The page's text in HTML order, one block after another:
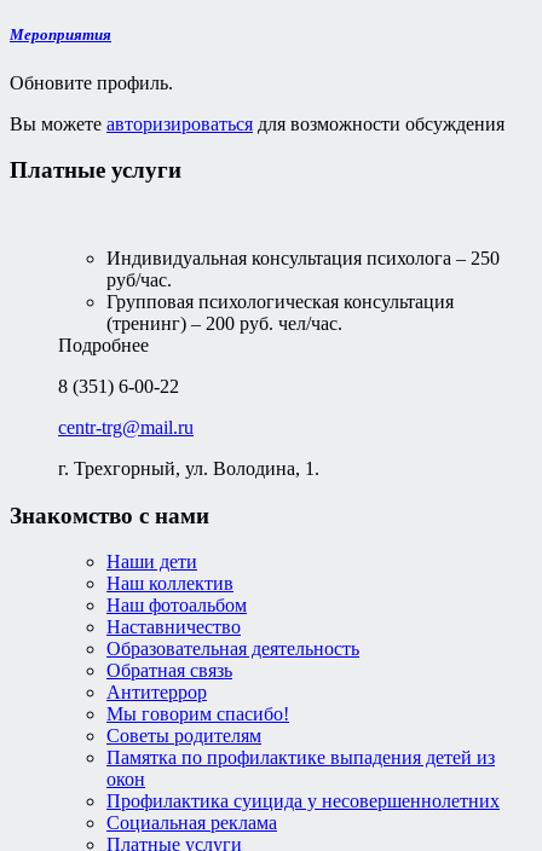
Мероприятия
Обновите профиль.
Вы можете авторизироваться для возможности обсуждения
Платные услуги
Индивидуальная консультация психолога – 250
руб/час.
Групповая психологическая консультация
(тренинг) – 200 руб. чел/час.
Подробнее
8 (351) 6-00-22
centr-trg@mail.ru
г. Трехгорный, ул. Володина, 1.
Знакомство с нами
Наши дети
Наш коллектив
Наш фотоальбом
Наставничество
Образовательная деятельность
Обратная связь
Антитеррор
Мы говорим спасибо!
Советы родителям
Памятка по профилактике выпадения детей из
окон
Профилактика суицида у несовершеннолетних
Социальная реклама
Платные услуги